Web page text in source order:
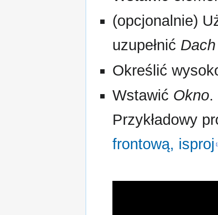
(opcjonalnie)
uzupełnić Dach
Określić
Wstawić Okno.
Przykładowy
frontową, isproj